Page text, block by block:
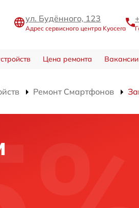
ул. Будённого, 123
Адрес сервисного центра Kyocera
Цена ремонта Вакансии
Ремонт Смартфонов